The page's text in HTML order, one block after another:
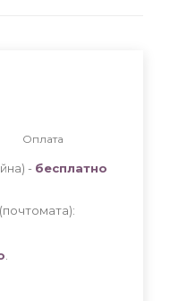
Оплата
- бесплатно